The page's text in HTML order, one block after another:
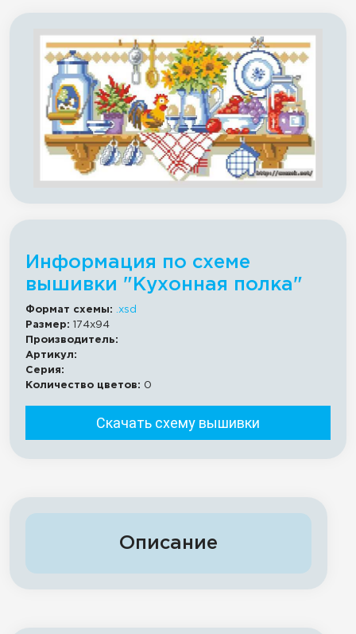
Информация по схеме
вышивки "Кухонная полка"
Формат схемы:
.xsd
Размер: 174x94
Производитель:
Артикул:
Серия:
Количество цветов: 0
Скачать схему вышивки
Описание